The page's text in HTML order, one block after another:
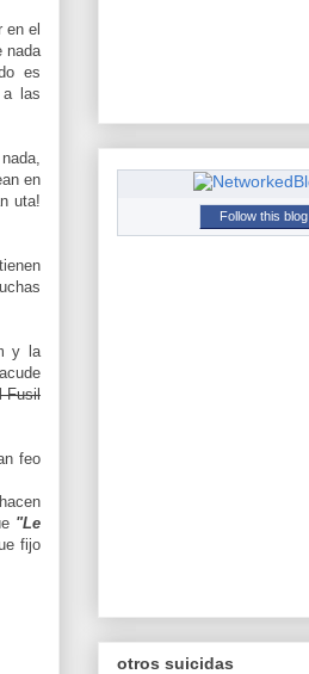
en el
nada
es
a las
en
uta!
y la
Fusil
feo
"Le
fijo
Follow this blog
otros suicidas